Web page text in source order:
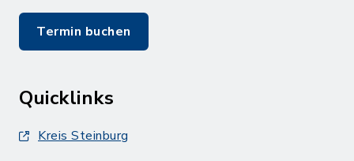
Termin buchen
Quicklinks
Kreis Steinburg